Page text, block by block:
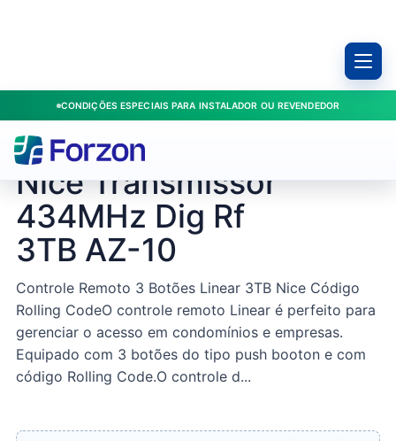
CONDIÇÕES ESPECIAIS PARA INSTALADOR OU REVENDEDOR
Produtos/Controles/
NICE / 20007254
Nice Transmissor
434MHz Dig Rf
3TB AZ-10
Controle Remoto 3 Botões Linear 3TB Nice Código
Rolling CodeO controle remoto Linear é perfeito para
gerenciar o acesso em condomínios e empresas.
Equipado com 3 botões do tipo push booton e com
código Rolling Code.O controle d...